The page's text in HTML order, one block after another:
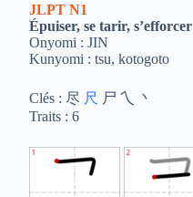
JLPT N1
Épuiser, se tarir, s’efforcer
Onyomi : JIN
Kunyomi : tsu, kotogoto
Clés : 尽 尺 尸 乀 丶
Traits : 6